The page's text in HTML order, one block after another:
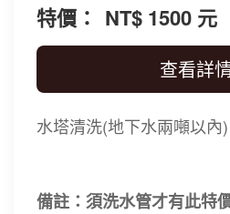
特價： NT$ 1500 元
查看詳
水塔清洗(地下水兩噸以內)
備註：須洗水管才有此特